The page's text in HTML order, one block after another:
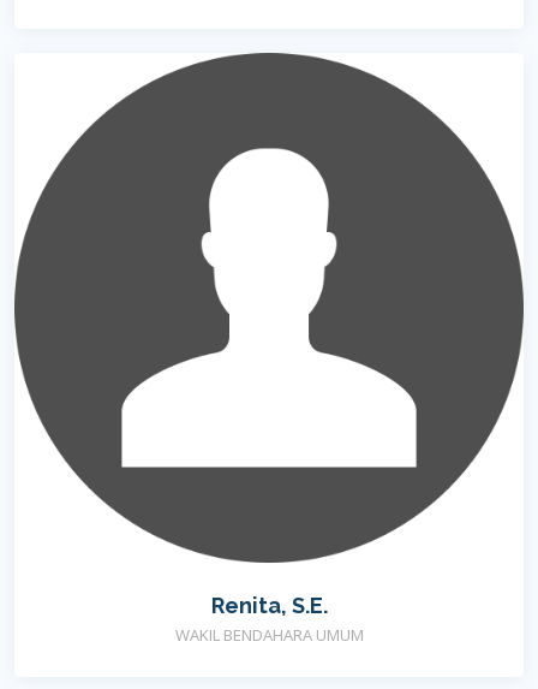
Renita, S.E.
WAKIL BENDAHARA UMUM